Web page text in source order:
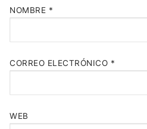
NOMBRE *
CORREO ELECTRÓNICO *
WEB